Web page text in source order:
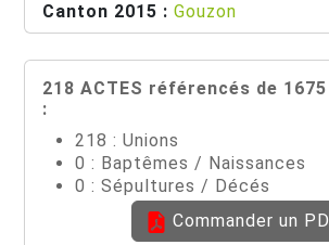
Canton 2015 : Gouzon
218 ACTES référencés de
:
218 : Unions
0 : Baptêmes / Naissances
0 : Sépultures / Décés
Commander un